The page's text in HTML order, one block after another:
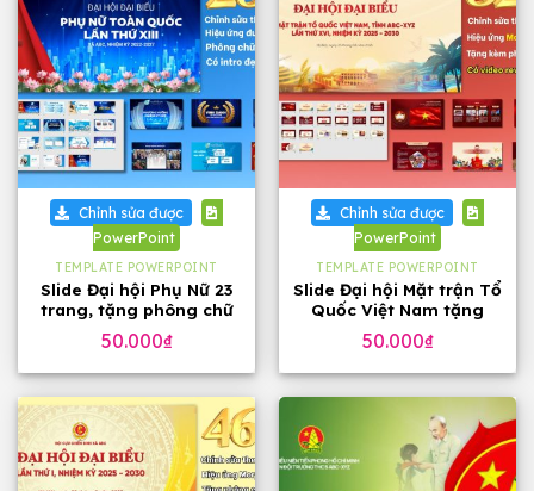
Chỉnh sửa được
PowerPoint
TEMPLATE POWERPOINT
Slide Đại hội Phụ Nữ 23
trang, tặng phông chữ
50.000₫
Chỉnh sửa được
PowerPoint
TEMPLATE POWERPOINT
Slide Đại hội Mặt trận Tổ
Quốc Việt Nam tặng
phông chữ (32 slide)
50.000₫